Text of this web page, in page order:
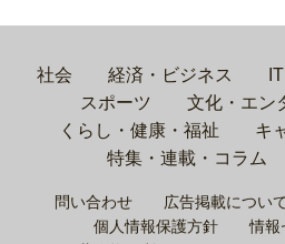
社会 経済・ビジネス
スポーツ
文化・エン
くらし・健康・福祉
キ
特集・連載・コラム
問い合わせ 広告掲載について
個人情報保護方針
情報